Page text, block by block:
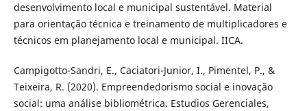
desenvolvimento local e municipal sustentável. Material
para orientação técnica e treinamento de multiplicadores e
técnicos em planejamento local e municipal. IICA.
Campigotto-Sandri, E., Caciatori-Junior, I., Pimentel, P., &
Teixeira, R. (2020). Empreendedorismo social e inovação
social: uma análise bibliométrica. Estudios Gerenciales,